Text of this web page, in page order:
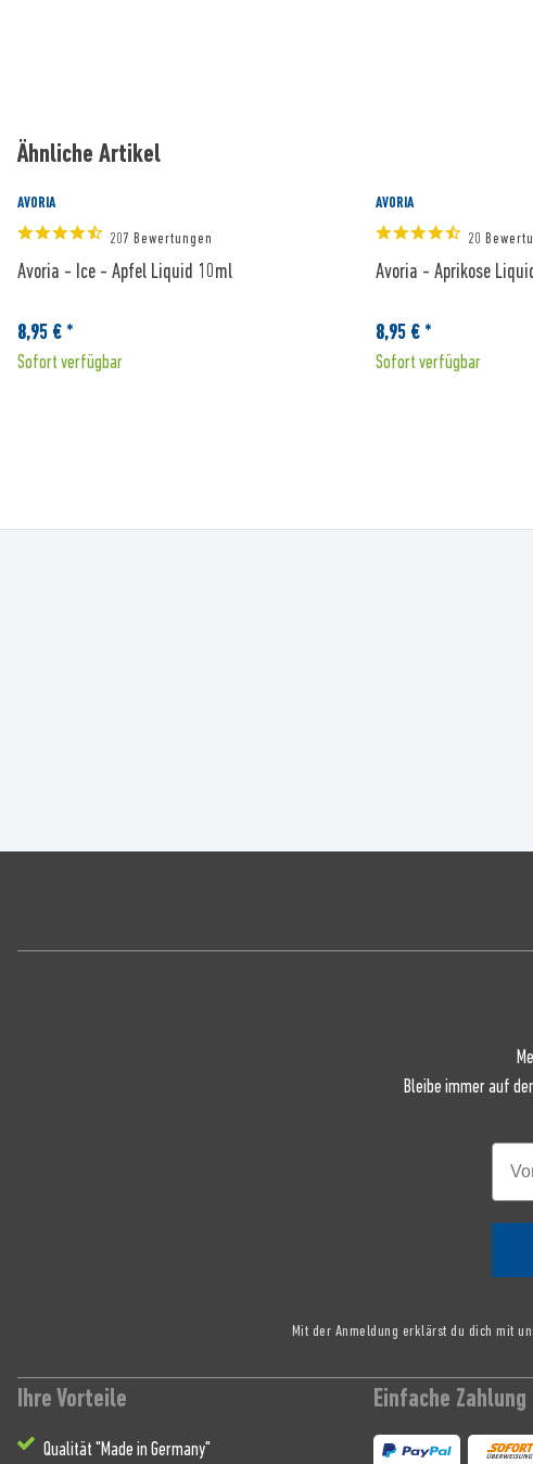
Ähnliche Artikel
AVORIA
207 Bewertungen
Avoria - Ice - Apfel Liquid 10ml
8,95 € *
Sofort verfügbar
AVORIA
20
Avoria - Aprikose
8,95 € *
Sofort verfügbar
Bleibe immer auf
Mit der Anmeldung erklärst du dich mit
Ihre Vorteile
Qualität "Made in Germany"
Einfache Zahlung